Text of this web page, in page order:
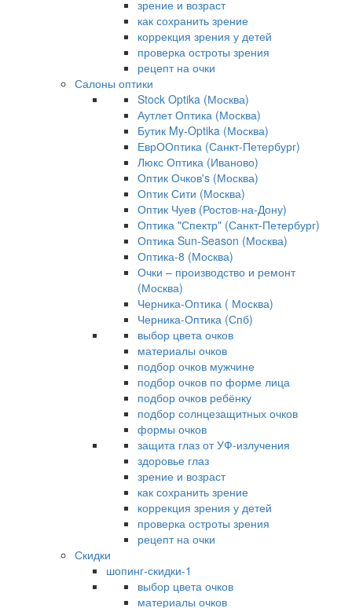
зрение и возраст
как сохранить зрение
коррекция зрения у детей
проверка остроты зрения
рецепт на очки
Салоны оптики
Stock Optika (Москва)
Аутлет Оптика (Москва)
Бутик My-Optika (Москва)
ЕврООптика (Санкт-Петербург)
Люкс Оптика (Иваново)
Оптик Очков's (Москва)
Оптик Сити (Москва)
Оптик Чуев (Ростов-на-Дону)
Оптика "Спектр" (Санкт-Петербург)
Оптика Sun-Season (Москва)
Оптика-8 (Москва)
Очки – производство и ремонт
(Москва)
Черника-Оптика ( Москва)
Черника-Оптика (Спб)
выбор цвета очков
материалы очков
подбор очков мужчине
подбор очков по форме лица
подбор очков ребёнку
подбор солнцезащитных очков
формы очков
защита глаз от УФ-излучения
здоровье глаз
зрение и возраст
как сохранить зрение
коррекция зрения у детей
проверка остроты зрения
рецепт на очки
Скидки
шопинг-скидки-1
выбор цвета очков
материалы очков